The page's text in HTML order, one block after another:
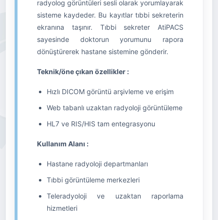
radyolog görüntüleri sesli olarak yorumlayarak
sisteme kaydeder. Bu kayıtlar tıbbi sekreterin
ekranına taşınır. Tıbbi sekreter AtiPACS
sayesinde doktorun yorumunu rapora
dönüştürerek hastane sistemine gönderir.
Teknik/öne çıkan özellikler :
Hızlı DICOM görüntü arşivleme ve erişim
Web tabanlı uzaktan radyoloji görüntüleme
HL7 ve RIS/HIS tam entegrasyonu
Kullanım Alanı :
Hastane radyoloji departmanları
Tıbbi görüntüleme merkezleri
Teleradyoloji ve uzaktan raporlama
hizmetleri